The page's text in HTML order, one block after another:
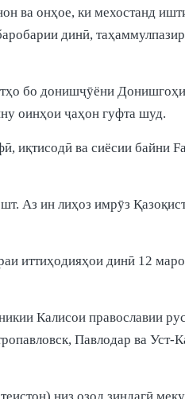
ва онҳое, ки мехостанд
динӣ,
бо донишҷӯёни
оинҳои ҷаҳон гуфта шуд.
иқтисодӣ ва сиёсии байни
Аз ин лиҳоз имрӯз
иттиҳодияҳои динӣ 12
Калисои православии
Павлодар ва Уст-